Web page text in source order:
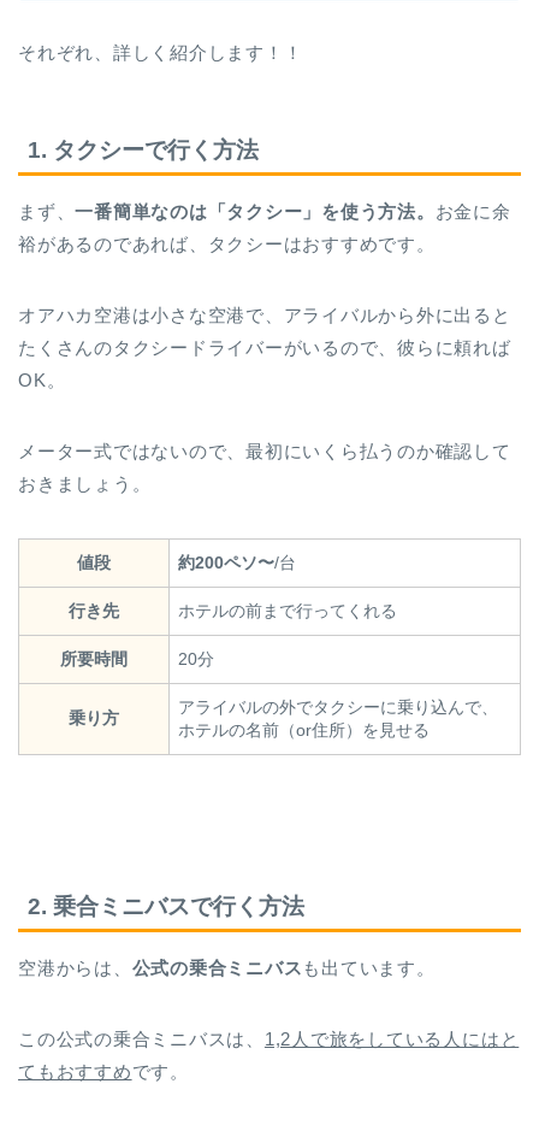
それぞれ、詳しく紹介します！！
1. タクシーで行く方法
まず、一番簡単なのは「タクシー」を使う方法。 お金に余
裕があるのであれば、タクシーはおすすめです。
オアハカ空港は小さな空港で、アライバルから外に出ると
たくさんのタクシードライバーがいるので、彼らに頼れば
OK。
メーター式ではないので、最初にいくら払うのか確認して
おきましょう。
値段 約200ペソ〜/台
行き先 ホテルの前まで行ってくれる
所要時間 20分
乗り方
アライバルの外でタクシーに乗り込んで、
ホテルの名前（or住所）を見せる
2. 乗合ミニバスで行く方法
空港からは、 公式の乗合ミニバス も出ています。
この公式の乗合ミニバスは、 1,2人で旅をしている人にはと
てもおすすめです。